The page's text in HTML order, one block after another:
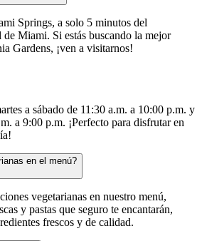
Springs, a solo 5 minutos del
Miami. Si estás buscando la mejor
Gardens, ¡ven a visitarnos!
a sábado de 11:30 a.m. a 10:00 p.m. y
a 9:00 p.m. ¡Perfecto para disfrutar en
en el menú?
vegetarianas en nuestro menú,
y pastas que seguro te encantarán,
frescos y de calidad.